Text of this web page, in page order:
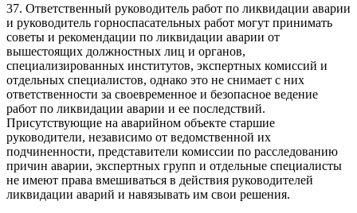
37. Ответственный руководитель работ по ликвидации аварии
и руководитель горноспасательных работ могут принимать
советы и рекомендации по ликвидации аварии от
вышестоящих должностных лиц и органов,
специализированных институтов, экспертных комиссий и
отдельных специалистов, однако это не снимает с них
ответственности за своевременное и безопасное ведение
работ по ликвидации аварии и ее последствий.
Присутствующие на аварийном объекте старшие
руководители, независимо от ведомственной их
подчиненности, представители комиссии по расследованию
причин аварии, экспертных групп и отдельные специалисты
не имеют права вмешиваться в действия руководителей
ликвидации аварий и навязывать им свои решения.